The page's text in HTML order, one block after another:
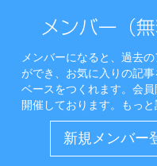
メンバーになると、過去
ができ、お気に入りの記
ベースをつくれます。会
開催しております。
もっと
新規メンバー